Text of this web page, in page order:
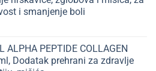
i smanjenje boli
ALPHA PEPTIDE COLLAGEN
Dodatak prehrani za zdravlje